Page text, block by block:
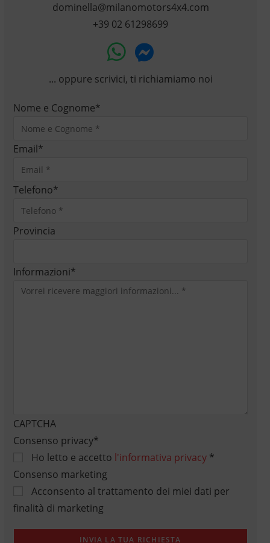
dominella@milanomotors4x4.com
+39 02 61298699
... oppure scrivici, ti richiamiamo noi
Nome e Cognome*
Email*
Telefono*
Provincia
Informazioni*
CAPTCHA
Consenso privacy*
Ho letto e accetto l'informativa privacy*
Consenso marketing
Acconsento al trattamento dei miei dati per
finalità di marketing